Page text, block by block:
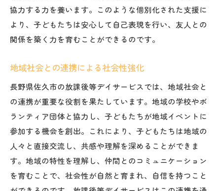
地域資源を活かした子どもたちの創造活動
特産品を通じた地域理解の深化
特産品がもたらす地域とのつながり
地域経済と教育の融合モデル
佐久市の放課後等デイサービスがもたらす地域
との共生
地域社会と共に歩む放課後等デイサービス
共生を促進する地域ネットワークの構築
地域資源を活用した共生活動の実践
共生を通じて得られる地域のサポート
協力する力を養います。このような個別化された支援に
より、子どもたちは安心して自己表現を行い、友人との
関係を築く力を育むことができるのです。
地域社会との連携による社会性強化
長野県佐久市の放課後等デイサービスでは、地域社会と
の連携が重要な役割を果たしています。地域の学校やボ
ランティア団体と協力し、子どもたちが地域イベントに
参加する機会を創出。これにより、子どもたちは地域の
人々と直接交流し、共感や理解を深めることができま
す。地域の特性を理解し、仲間とのコミュニケーション
を育むことで、社会性が自然と育まれ、自信を持つこと